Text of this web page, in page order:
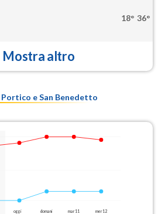
18° 36°
Mostra altro
e San Benedetto
oggi domani mar 11 mer 12